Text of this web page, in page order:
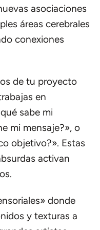
asociaciones
áreas cerebrales
conexiones
de tu proyecto
en
sabe mi
mi mensaje?», o
objetivo?». Estas
activan
donde
y texturas a